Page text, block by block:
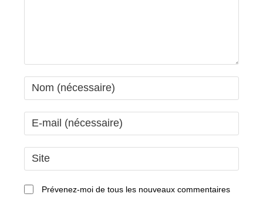
Enter
your
name
comment
Enter
your
email
address
comment
Saisir
l’URL
de
Prévenez-moi de tous les nouveaux commentaires